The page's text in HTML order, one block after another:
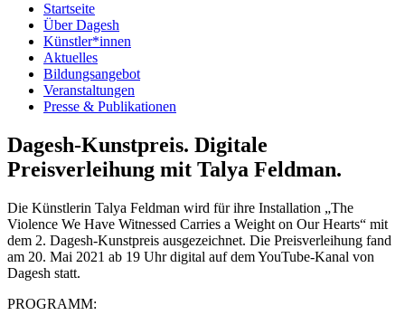
Startseite
Über Dagesh
Künstler*innen
Aktuelles
Bildungsangebot
Veranstaltungen
Presse & Publikationen
Dagesh-Kunstpreis. Digitale
Preisverleihung mit Talya Feldman.
Die Künstlerin Talya Feldman wird für ihre Installation „The
Violence We Have Witnessed Carries a Weight on Our Hearts“ mit
dem 2. Dagesh-Kunstpreis ausgezeichnet. Die Preisverleihung fand
am 20. Mai 2021 ab 19 Uhr digital auf dem YouTube-Kanal von
Dagesh statt.
PROGRAMM: